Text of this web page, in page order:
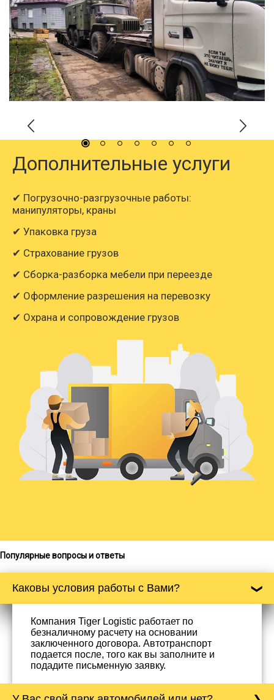
Дополнительные услуги
✔ Погрузочно-разгрузочные работы:
манипуляторы, краны
✔ Упаковка груза
✔ Страхование грузов
✔ Сборка-разборка мебели при переезде
✔ Оформление разрешения на перевозку
✔ Охрана и сопровождение грузов
Популярные вопросы и ответы
Каковы условия работы с Вами?
Компания Tiger Logistic работает по
безналичному расчету на основании
заключенного договора. Автотранспорт
подается после, того как вы заполните и
подадите письменную заявку.